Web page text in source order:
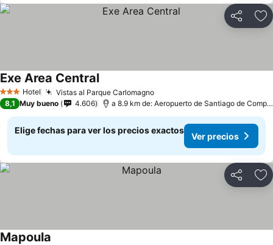
Compartir
3 Estrellas
Hotel Vistas al Parque Carlomagno
Exe Area Central
8,1 Muy bueno 4.606 a 8.9 km de: Aeropuerto de Santiago de Compostela
Elige fechas para ver los precios exactos
Ver precios
Compartir
Mapoula